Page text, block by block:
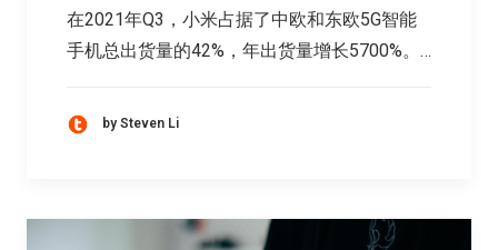
在2021年Q3，小米占据了中欧和东欧5G智能
手机总出货量的42%，年出货量增长5700%。…
by Steven Li